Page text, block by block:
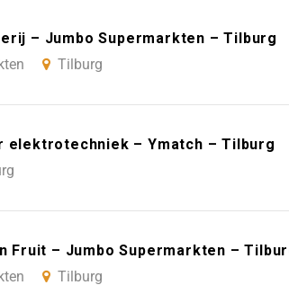
– Jumbo Supermarkten – Tilburg
Tilburg
elektrotechniek – Ymatch – Tilburg
Fruit – Jumbo Supermarkten –
Tilburg